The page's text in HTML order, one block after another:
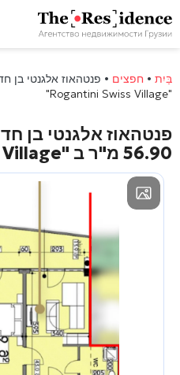
בַּיִת • חפצים • פנטהאוז אלגנטי בן חדר
"Rogantini Swiss Village"
פנטהאוז אלגנטי בן
56.90 מ"ר ב
"Rogantini Swiss Village"